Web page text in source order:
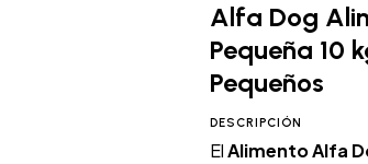
Alfa Dog
Pequeña 10
Pequeños
DESCRIPCIÓN
ElAlimento Alfa